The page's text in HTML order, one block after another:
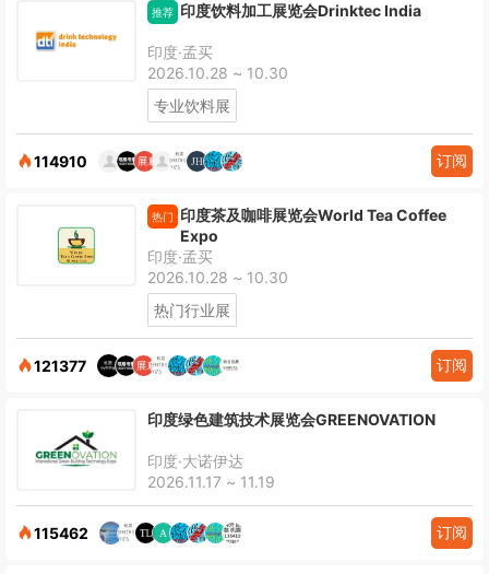
推荐 印度饮料加工展览会Drinktec India
印度·孟买
2026.10.28 ~ 10.30
专业饮料展
114910 订阅
热门
印度茶及咖啡展览会World Tea Coffee
Expo
印度·孟买
2026.10.28 ~ 10.30
热门行业展
121377 订阅
印度绿色建筑技术展览会GREENOVATION
印度·大诺伊达
2026.11.17 ~ 11.19
115462 订阅